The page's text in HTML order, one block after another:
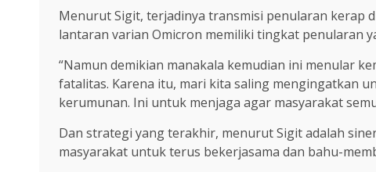
Menurut Sigit, terjadinya transmisi penularan kerap
lantaran varian Omicron memiliki tingkat penularan
“Namun demikian manakala kemudian ini menular
fatalitas. Karena itu, mari kita saling mengingatkan
kerumunan. Ini untuk menjaga agar masyarakat
Dan strategi yang terakhir, menurut Sigit adalah
masyarakat untuk terus bekerjasama dan bahu-